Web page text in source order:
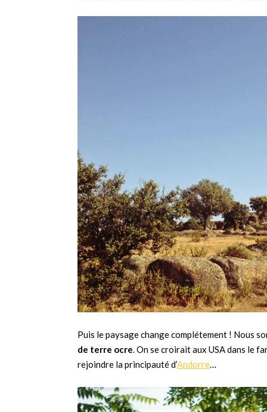
Puis le paysage change complétement ! Nous
de terre ocre. On se croirait aux USA dans le
rejoindre la principauté d’Andorre…